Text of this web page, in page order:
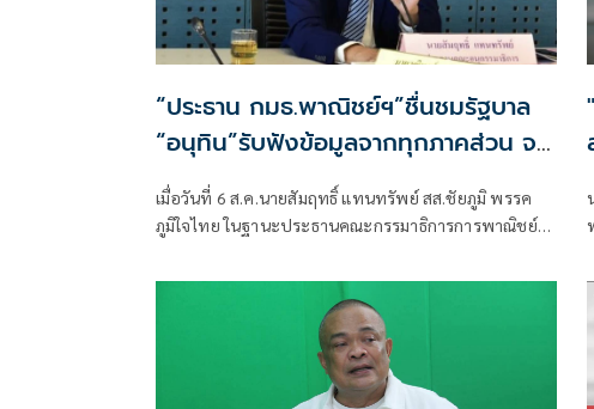
“ประธาน กมธ.พาณิชย์ฯ”ชื่นชมรัฐบาล
“อนุทิน”รับฟังข้อมูลจากทุกภาคส่วน จน
แก้ปัญหาภาคเกษตรได้ตรงจุด ดันราคา
ปาล์ม-ยางพาราพุ่งขึ้นต่อเนื่อง
เกษตรกรเริ่มยิ้มได้
เมื่อวันที่ 6 ส.ค.นายสัมฤทธิ์ แทนทรัพย์ สส.ชัยภูมิ พรรค
ภูมิใจไทย ในฐานะประธานคณะกรรมาธิการการพาณิชย์
สถานการณ์ราคาสินค้าเกษตรว่า ขณะนี้ภาพรวมถือว่าอยู่